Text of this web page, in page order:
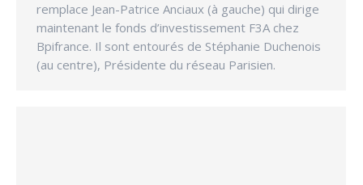
remplace Jean-Patrice Anciaux (à gauche) qui dirige
maintenant le fonds d’investissement F3A chez
Bpifrance. Il sont entourés de Stéphanie Duchenois
(au centre), Présidente du réseau Parisien.